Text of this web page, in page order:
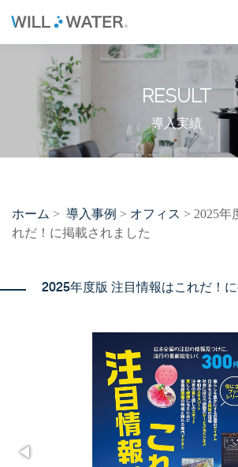
私たちの想い
SDGs
福利厚生
企業情報
拠点・パートナー紹介
PSJ-SPARKLING
ADXシリーズ / ADX
RESULT
導入実績
ホーム > 導入事例 > オフィス > 2025年
れだ！に掲載されました
2025年度版 注目情報はこれだ！